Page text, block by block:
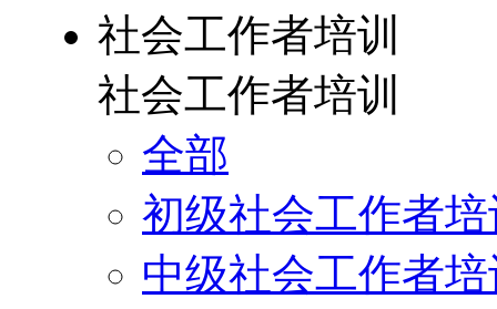
社会工作者培训
社会工作者培训
全部
初级社会工作者
中级社会工作者